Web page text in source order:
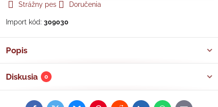
Strážny pes Doručenia
Import kód: 309030
Popis
Diskusia 0